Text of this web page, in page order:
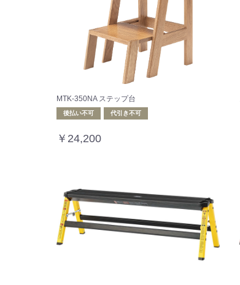
MTK-350NA ステップ台
後払い不可 代引き不可
￥24,200